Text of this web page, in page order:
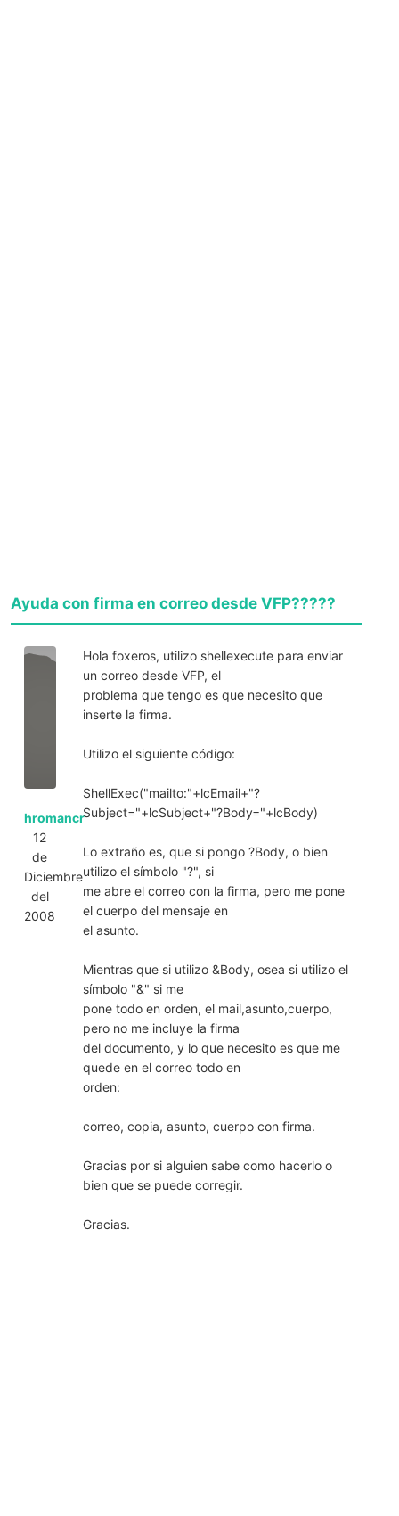
Ayuda con firma en correo desde VFP?????
hromancr
12
de
Diciembre
del
2008
Hola foxeros, utilizo shellexecute para enviar
un correo desde VFP, el
problema que tengo es que necesito que
inserte la firma.
Utilizo el siguiente código:
ShellExec("mailto:"+lcEmail+"?
Subject="+lcSubject+"?Body="+lcBody)
Lo extraño es, que si pongo ?Body, o bien
utilizo el símbolo "?", si
me abre el correo con la firma, pero me pone
el cuerpo del mensaje en
el asunto.
Mientras que si utilizo &Body, osea si utilizo el
símbolo "&" si me
pone todo en orden, el mail,asunto,cuerpo,
pero no me incluye la firma
del documento, y lo que necesito es que me
quede en el correo todo en
orden:
correo, copia, asunto, cuerpo con firma.
Gracias por si alguien sabe como hacerlo o
bien que se puede corregir.
Gracias.